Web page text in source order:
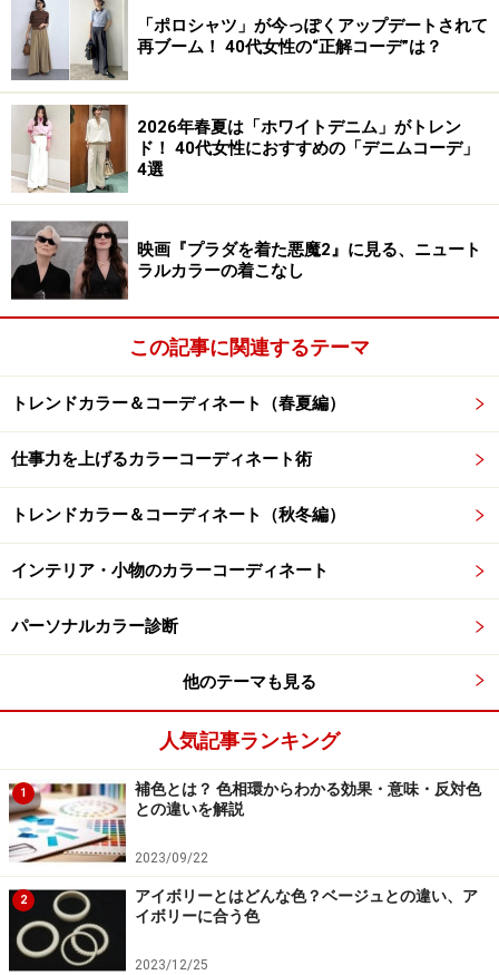
ライトブルー×ブラウンの調和が生む、確実
なステップアップ
出典：WEAR
このコーディネートは、爽やかなライトブルーの裾レー
ス半袖シャツに、濃いブラウンのフレンチリネンワイド
パンツを合わせた、涼やかさと落ち着きが同居したスタ
イル。
ライトブルーは「知性や新しいアイデア」を、ブラウン
は「安定・蓄積・グラウンディング」を象徴する色。こ
の組み合わせは、新しい知識や時代の流れをキャッチし
つつ、それを現実の生活や着実な資産管理、自分の基盤
開運効果を発揮します。
生かし、自分の基盤と豊かさを守り育てる守護的なスタ
イル。何か新しい計画をスタートさせる日や、一歩引い
て冷静に物事を整理したい日、あるいはリラックスして
過ごしたいプライベートの時間に着用すると、このコー
ディネートの持つ「安定と洗練」のパワーを最大限に味
ライトブルー×キャメルの補色効果が導く、
人気運と成功
出典：WEAR
このコーディネート
は、ライトブルーとキャメル（イエ
ローベージュ系）のコントラストが非常に美しく、ハツ
「ポロシャツ」が今っぽくアップデートされて
再ブーム！ 40代女性の“正解コーデ”は？
2026年春夏は「ホワイトデニム」がトレン
ド！ 40代女性におすすめの「デニムコーデ」
4選
映画『プラダを着た悪魔2』に見る、ニュート
ラルカラーの着こなし
この記事に関連するテーマ
トレンドカラー＆コーディネート（春夏編）
仕事力を上げるカラーコーディネート術
トレンドカラー＆コーディネート（秋冬編）
インテリア・小物のカラーコーディネート
パーソナルカラー診断
他のテーマも見る
人気記事ランキング
1
補色とは？ 色相環からわかる効果・意味・反対色
との違いを解説
2023/09/22
2
アイボリーとはどんな色？ベージュとの違い、ア
イボリーに合う色
2023/12/25